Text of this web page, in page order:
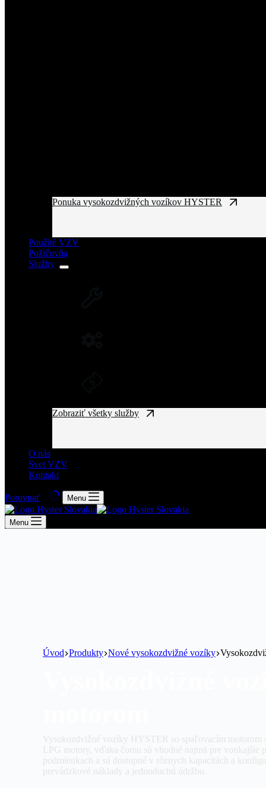
Ponuka vysokozdvižných vozíkov HYSTER
Použité VZV
Požičovňa
Služby
Zobraziť všetky služby
O nás
Svet VZV
Kontakt
Porovnať Menu
Menu
Úvod Produkty Nové vysokozdvižné vozíky
Vysokozdvižné vozíky HYSTER so spaľovacím motorom
LPG motory, vďaka čomu sú vhodné najmä pre vonkajšie
podmienkach a sú dostupné v rôznych kapacitách a
prevádzkové náklady a jednoduchú údržbu.